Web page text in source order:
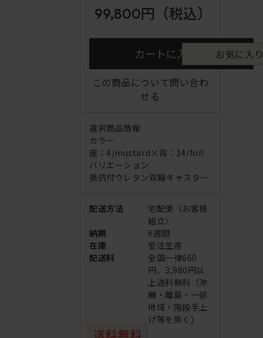
99,800円 （税込）
カートに入れる お気に入
この商品について問い合わ
せる
選択商品情報
カラー
座：4/mustard×背：14/foil
バリエーション
抵抗付ウレタン双輪キャスター
配送方法
宅配便（お客様
組立）
納期
6週間
在庫
受注生産
配送料
全国一律660
円、3,980円以
上送料無料（沖
縄・離島・一部
地域・階段手上
げ等を除く）